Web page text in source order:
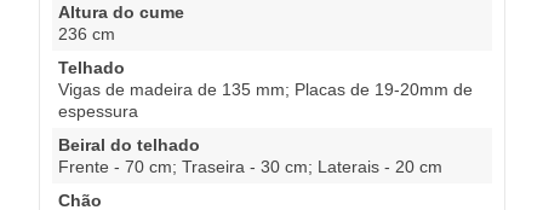
Altura do cume
236 cm
Telhado
Vigas de madeira de 135 mm; Placas de 19-20mm de
espessura
Beiral do telhado
Frente - 70 cm; Traseira - 30 cm; Laterais - 20 cm
Chão